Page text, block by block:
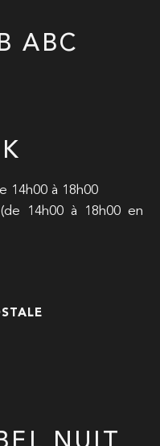
ABC
14h00 à 18h00
(de 14h00 à 18h00 en